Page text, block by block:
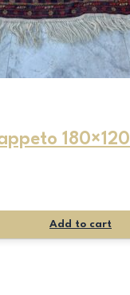
180×120
Add to cart